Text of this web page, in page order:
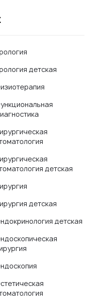
детская
детская
детская
детская